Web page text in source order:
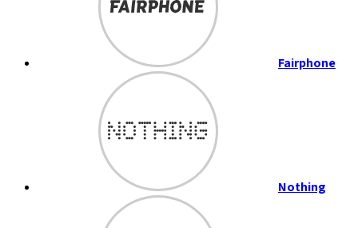
Fairphone
Nothing